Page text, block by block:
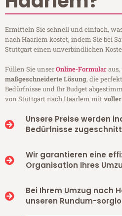
Ermitteln Sie schnell und einfach,
nach Haarlem kostet, indem Sie bei
Stuttgart einen unverbindlichen
Füllen Sie unserOnline-Formular
maßgeschneiderte Lösung, die
Bedürfnisse und Ihr Budget
von Stuttgart nach Haarlem mit
Unsere Preise werden
Bedürfnisse
Wir garantieren eine
Organisation Ihres
Bei Ihrem Umzug nach
unseren Rundum-